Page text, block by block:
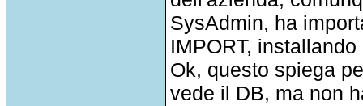
SysAdmin, ha
IMPORT,
Ok, questo spiega
vede il DB, ma non